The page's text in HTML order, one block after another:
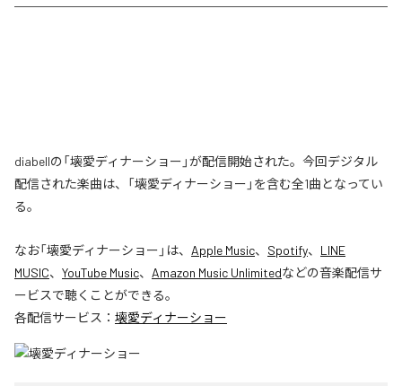
diabellの「壊愛ディナーショー」が配信開始された。今回デジタル
配信された楽曲は、「壊愛ディナーショー」を含む全1曲となってい
る。
なお「壊愛ディナーショー 」は、 Apple Music、 Spotify、 LINE
MUSIC、 YouTube Music、 Amazon Music Unlimitedなどの音楽配信サ
ービスで聴くことができる。
各配信サービス： 壊愛ディナーショー